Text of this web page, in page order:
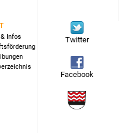
Infos
Twitter
Facebook